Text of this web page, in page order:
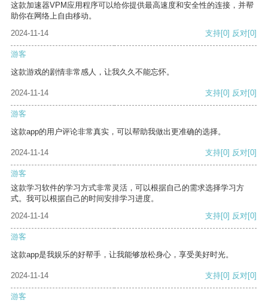
这款加速器VPM应用程序可以给你提供最高速度和安全性的连接，并帮
助你在网络上自由移动。
2024-11-14
支持[0] 反对[0]
游客
这款游戏的剧情非常感人，让我久久不能忘怀。
2024-11-14 支持[0] 反对[0]
游客
这款app的用户评论非常真实，可以帮助我做出更准确的选择。
2024-11-14 支持[0] 反对[0]
游客
这款学习软件的学习方式非常灵活，可以根据自己的需求选择学习方
式。我可以根据自己的时间安排学习进度。
2024-11-14
支持[0] 反对[0]
游客
这款app是我娱乐的好帮手，让我能够放松身心，享受美好时光。
2024-11-14 支持[0] 反对[0]
游客